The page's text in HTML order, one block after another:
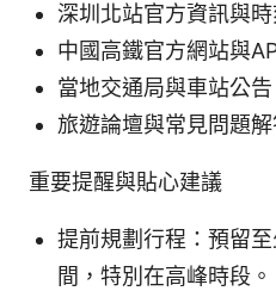
深圳北站官方資訊與
中國高鐵官方網站與
當地交通局與車站公告
旅遊論壇與常見問題
重要提醒與貼心建議
提前規劃行程：預留
間，特別在高峰時段。